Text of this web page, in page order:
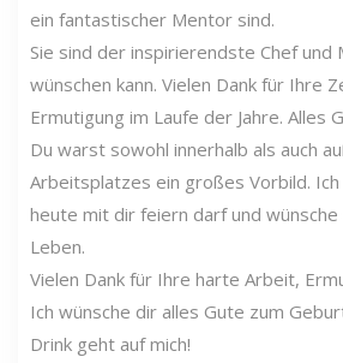
ein fantastischer Mentor sind.
Sie sind der inspirierendste Chef und
wünschen kann. Vielen Dank für Ihre
Ermutigung im Laufe der Jahre. Alles
Du warst sowohl innerhalb als auch
Arbeitsplatzes ein großes Vorbild.
heute mit dir feiern darf und wünsche
Leben.
Vielen Dank für Ihre harte Arbeit,
Ich wünsche dir alles Gute zum
Drink geht auf mich!